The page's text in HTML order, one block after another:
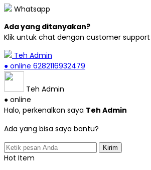
Whatsapp
Ada yang ditanyakan?
Klik untuk chat dengan customer
Teh Admin
● online 6282116932479
Teh Admin
● online
Halo, perkenalkan saya Teh Admin
Ada yang bisa saya bantu?
Kirim
Hot Item